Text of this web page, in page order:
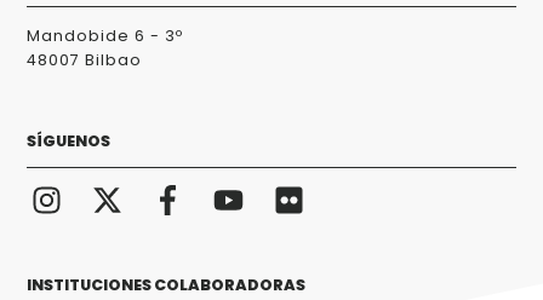
Mandobide 6 - 3º
48007 Bilbao
SÍGUENOS
INSTITUCIONES COLABORADORAS